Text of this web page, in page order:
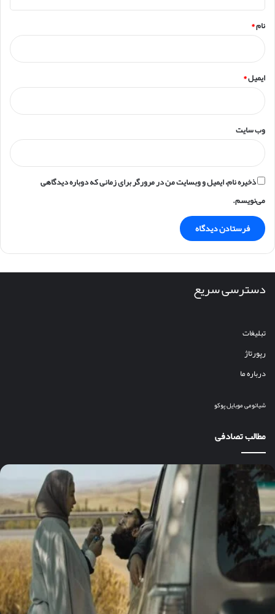
نام*
ایمیل*
وب‌ سایت
ذخیره نام، ایمیل و وبسایت من در مرورگر برای زمانی که دوباره دیدگاهی
می‌نویسم.
دسترسی سریع
تبلیغات
رپورتاژ
درباره ما
شیائومیموبایلپوکو
مطالب تصادفی